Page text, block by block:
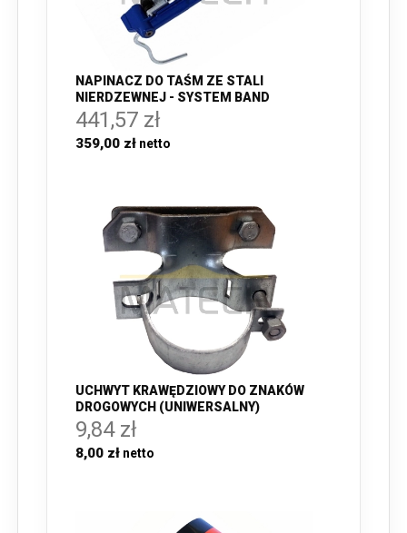
NAPINACZ DO TAŚM ZE STALI
NIERDZEWNEJ - SYSTEM BAND
441,57 zł
359,00 zł
UCHWYT KRAWĘDZIOWY DO ZNAKÓW
DROGOWYCH (UNIWERSALNY)
9,84 zł
8,00 zł